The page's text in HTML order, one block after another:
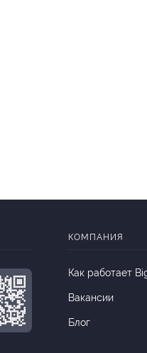
КОМПАНИЯ
Как работает
Вакансии
Блог